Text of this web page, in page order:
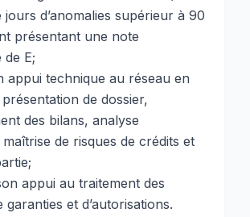
jours d’anomalies supérieur à 90
présentant une note
de E;
appui technique au réseau en
de dossier,
des bilans, analyse
de risques de crédits et
appui au traitement des
garanties et d’autorisations.